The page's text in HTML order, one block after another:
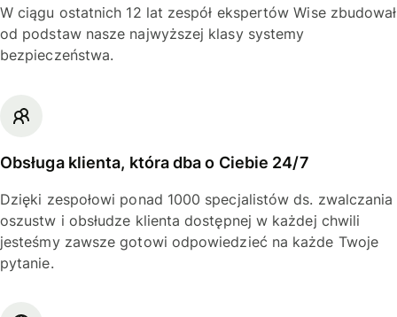
W ciągu ostatnich 12 lat zespół ekspertów Wise zbudował
od podstaw nasze najwyższej klasy systemy
bezpieczeństwa.
Obsługa klienta, która dba o Ciebie 24/7
Dzięki zespołowi ponad 1000 specjalistów ds. zwalczania
oszustw i obsłudze klienta dostępnej w każdej chwili
jesteśmy zawsze gotowi odpowiedzieć na każde Twoje
pytanie.